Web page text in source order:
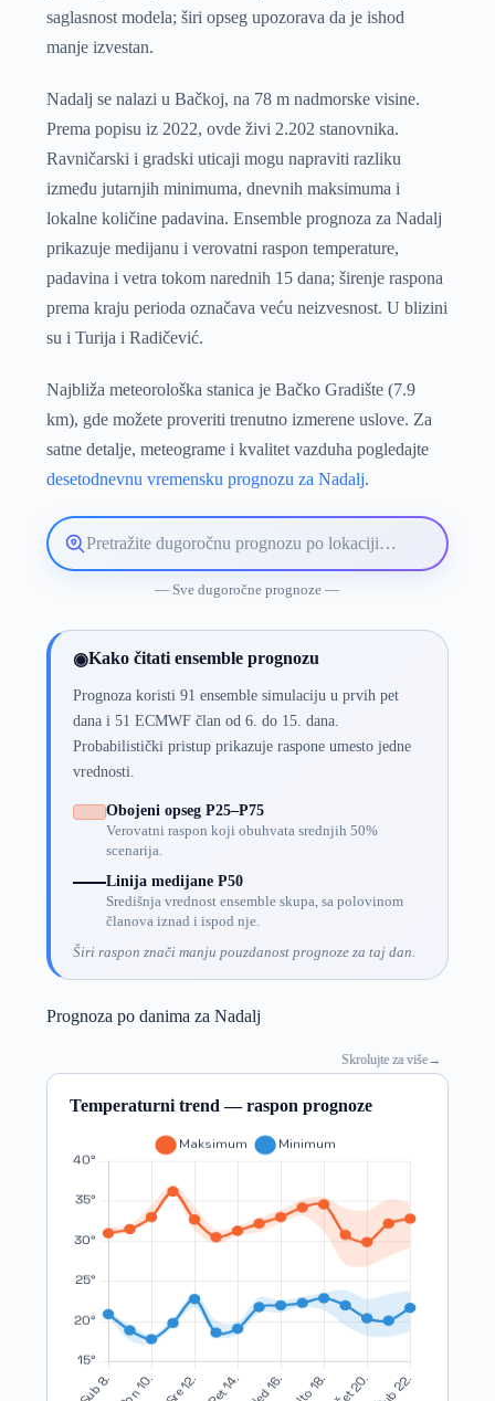
saglasnost modela; širi opseg upozorava da je ishod
manje izvestan.
Nadalj se nalazi u Bačkoj, na 78 m nadmorske visine.
Prema popisu iz 2022, ovde živi 2.202 stanovnika.
Ravničarski i gradski uticaji mogu napraviti razliku
između jutarnjih minimuma, dnevnih maksimuma i
lokalne količine padavina. Ensemble prognoza za Nadalj
prikazuje medijanu i verovatni raspon temperature,
padavina i vetra tokom narednih 15 dana; širenje raspona
prema kraju perioda označava veću neizvesnost. U blizini
su i Turija i Radičević.
Najbliža meteorološka stanica je Bačko Gradište (7.9
km), gde možete proveriti trenutno izmerene uslove. Za
satne detalje, meteograme i kvalitet vazduha pogledajte
desetodnevnu vremensku prognozu za Nadalj.
Pretražite
lokaciju
— Sve dugoročne prognoze —
◉Kako čitati ensemble prognozu
Prognoza koristi 91 ensemble simulaciju u prvih pet
dana i 51 ECMWF član od 6. do 15. dana.
Probabilistički pristup prikazuje raspone umesto jedne
vrednosti.
Obojeni opseg P25–P75
Verovatni raspon koji obuhvata srednjih 50%
scenarija.
Linija medijane P50
Središnja vrednost ensemble skupa, sa polovinom
članova iznad i ispod nje.
Širi raspon znači manju pouzdanost prognoze za taj dan.
Prognoza po danima za Nadalj
Skrolujte za više→
Temperaturni trend — raspon prognoze